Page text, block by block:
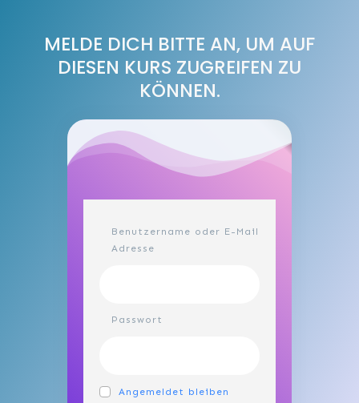
MELDE DICH BITTE AN, UM AUF
DIESEN KURS ZUGREIFEN ZU
KÖNNEN.
Benutzername oder E-Mail
Adresse
Passwort
Angemeldet bleiben